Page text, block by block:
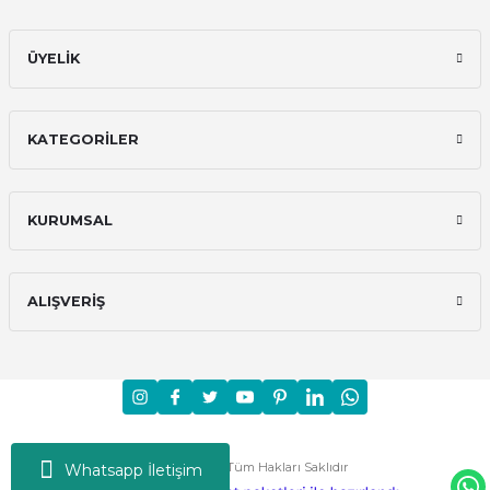
Whatsapp İletişim
ÜYELİK
KATEGORİLER
KURUMSAL
ALIŞVERİŞ
Moni © 2024 - Tüm Hakları Saklıdır